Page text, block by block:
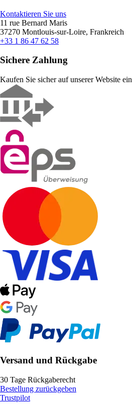
Kontaktieren Sie uns
11 rue Bernard Maris
37270 Montlouis-sur-Loire, Frankreich
+33 1 86 47 62 58
Sichere Zahlung
Kaufen Sie sicher auf unserer Website ein
Versand und Rückgabe
30 Tage Rückgaberecht
Bestellung zurückgeben
Trustpilot